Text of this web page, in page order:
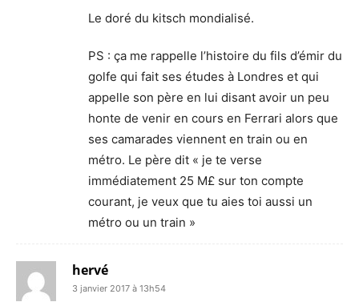
Le doré du kitsch mondialisé.
PS : ça me rappelle l’histoire du fils d’émir du
golfe qui fait ses études à Londres et qui
appelle son père en lui disant avoir un peu
honte de venir en cours en Ferrari alors que
ses camarades viennent en train ou en
métro. Le père dit « je te verse
immédiatement 25 M£ sur ton compte
courant, je veux que tu aies toi aussi un
métro ou un train »
hervé
3 janvier 2017 à 13h54